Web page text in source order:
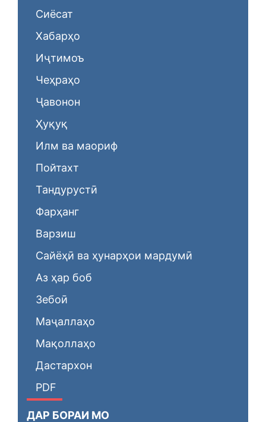
Сиёсат
Хабарҳо
Иҷтимоъ
Чеҳраҳо
Ҷавонон
Ҳуқуқ
Илм ва маориф
Пойтахт
Тандурустӣ
Фарҳанг
Варзиш
Сайёҳӣ ва ҳунарҳои мардумӣ
Аз ҳар боб
Зебоӣ
Маҷаллаҳо
Мақоллаҳо
Дастархон
PDF
ДАР БОРАИ МО